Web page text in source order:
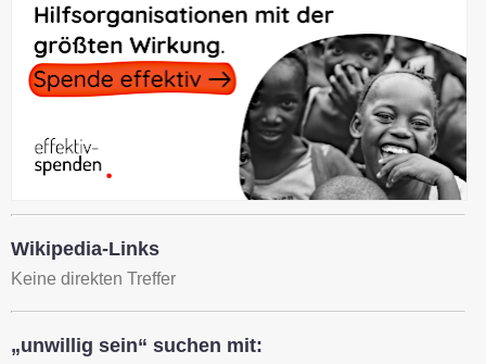
Wikipedia-Links
Keine direkten Treffer
„unwillig sein“ suchen mit: